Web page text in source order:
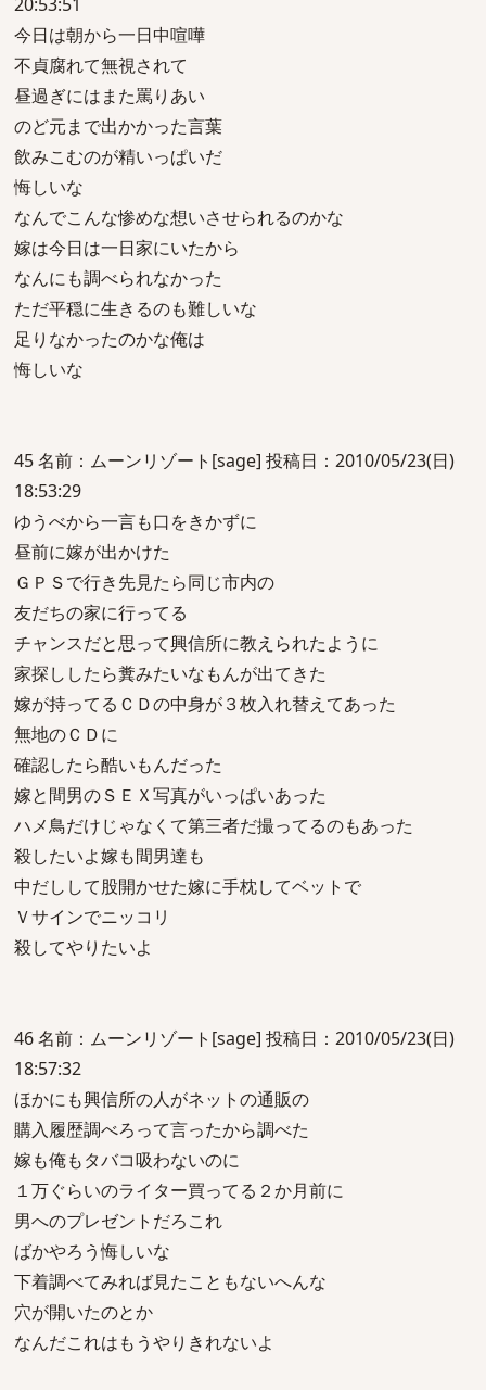
今日は朝から一日中喧嘩
不貞腐れて無視されて
昼過ぎにはまた罵りあい
のど元まで出かかった言葉
飲みこむのが精いっぱいだ
悔しいな
なんでこんな惨めな想いさせられるのかな
嫁は今日は一日家にいたから
なんにも調べられなかった
ただ平穏に生きるのも難しいな
足りなかったのかな俺は
悔しいな
45 名前：ムーンリゾート[sage] 投稿日：2010/05/23(日)
18:53:29
ゆうべから一言も口をきかずに
昼前に嫁が出かけた
ＧＰＳで行き先見たら同じ市内の
友だちの家に行ってる
チャンスだと思って興信所に教えられたように
家探ししたら糞みたいなもんが出てきた
嫁が持ってるＣＤの中身が３枚入れ替えてあった
無地のＣＤに
確認したら酷いもんだった
嫁と間男のＳＥＸ写真がいっぱいあった
ハメ鳥だけじゃなくて第三者だ撮ってるのもあった
殺したいよ嫁も間男達も
中だしして股開かせた嫁に手枕してベットで
Ｖサインでニッコリ
殺してやりたいよ
46 名前：ムーンリゾート[sage] 投稿日：2010/05/23(日)
18:57:32
ほかにも興信所の人がネットの通販の
購入履歴調べろって言ったから調べた
嫁も俺もタバコ吸わないのに
１万ぐらいのライター買ってる２か月前に
男へのプレゼントだろこれ
ばかやろう悔しいな
下着調べてみれば見たこともないへんな
穴が開いたのとか
なんだこれはもうやりきれないよ